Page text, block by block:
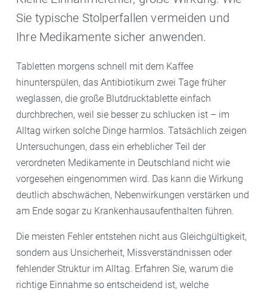
Sie typische Stolperfallen vermeiden und
Ihre Medikamente sicher anwenden.
Tabletten morgens schnell mit dem Kaffee
hinunterspülen, das Antibiotikum zwei Tage früher
weglassen, die große Blutdrucktablette einfach
durchbrechen, weil sie besser zu schlucken ist – im
Alltag wirken solche Dinge harmlos. Tatsächlich zeigen
Untersuchungen, dass ein erheblicher Teil der
verordneten Medikamente in Deutschland nicht wie
vorgesehen eingenommen wird. Das kann die Wirkung
deutlich abschwächen, Nebenwirkungen verstärken und
am Ende sogar zu Krankenhausaufenthalten führen.
Die meisten Fehler entstehen nicht aus Gleichgültigkeit,
sondern aus Unsicherheit, Missverständnissen oder
fehlender Struktur im Alltag. Erfahren Sie, warum die
richtige Einnahme so entscheidend ist, welche